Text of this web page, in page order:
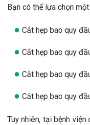
Bạn có thể lựa chọn
Cắt hẹp bao quy
Cắt hẹp bao quy
Cắt hẹp bao quy
Cắt hẹp bao quy
Tuy nhiên, tại bệnh